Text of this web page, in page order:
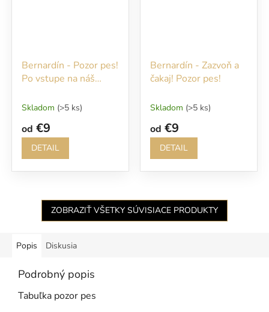
Bernardín - Pozor pes!
Po vstupe na náš
budem okamžite
Skladom (>5 ks)
od €9
DETAIL
Bernardín - Zazvoň a
čakaj! Pozor pes!
Skladom (>5 ks)
od €9
DETAIL
ZOBRAZIŤ VŠETKY SÚVISIACE PRODUKTY
Popis Diskusia
Podrobný popis
Tabuľka pozor pes